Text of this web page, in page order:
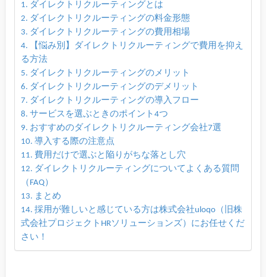
ダイレクトリクルーティングとは
ダイレクトリクルーティングの料金形態
ダイレクトリクルーティングの費用相場
【悩み別】ダイレクトリクルーティングで費用を抑え
る方法
ダイレクトリクルーティングのメリット
ダイレクトリクルーティングのデメリット
ダイレクトリクルーティングの導入フロー
サービスを選ぶときのポイント4つ
おすすめのダイレクトリクルーティング会社7選
導入する際の注意点
費用だけで選ぶと陥りがちな落とし穴
ダイレクトリクルーティングについてよくある質問
（FAQ）
まとめ
採用が難しいと感じている方は株式会社uloqo（旧株
式会社プロジェクトHRソリューションズ）にお任せくだ
さい！